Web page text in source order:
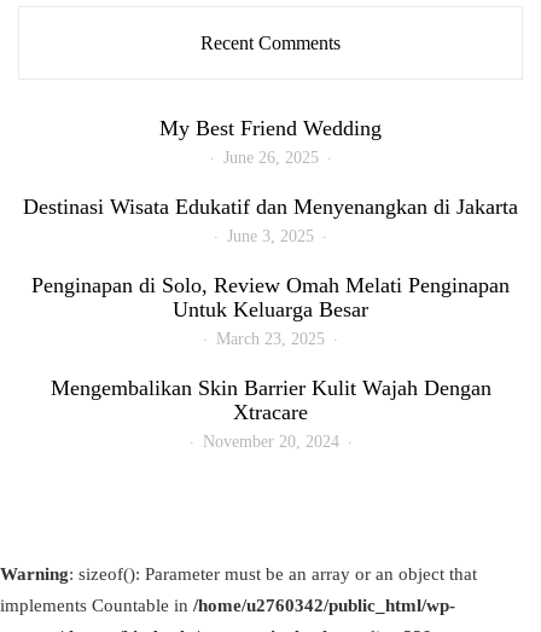
Recent Comments
My Best Friend Wedding
June 26, 2025
Destinasi Wisata Edukatif dan Menyenangkan di Jakarta
June 3, 2025
Penginapan di Solo, Review Omah Melati Penginapan
Untuk Keluarga Besar
March 23, 2025
Mengembalikan Skin Barrier Kulit Wajah Dengan
Xtracare
November 20, 2024
Warning: sizeof(): Parameter must be an array or an object that
implements Countable in /home/u2760342/public_html/wp-